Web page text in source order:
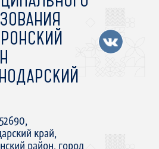
край,
район, город